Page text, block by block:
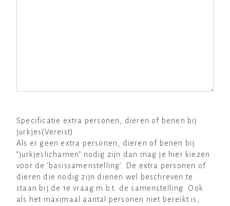
Specificatie extra personen, dieren of benen bij
jurkjes(Vereist)
Als er geen extra personen, dieren of benen bij
“jurkjeslichamen” nodig zijn dan mag je hier kiezen
voor de ‘basissamenstelling’. De extra personen of
dieren die nodig zijn dienen wel beschreven te
staan bij de 1e vraag m.b.t. de samenstelling. Ook
als het maximaal aantal personen niet bereikt is,